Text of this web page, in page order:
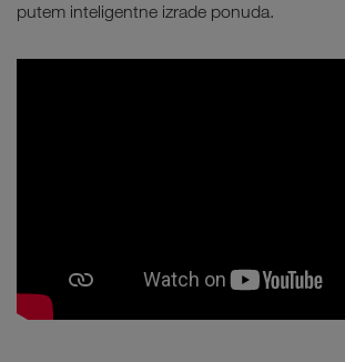
putem inteligentne izrade ponuda.